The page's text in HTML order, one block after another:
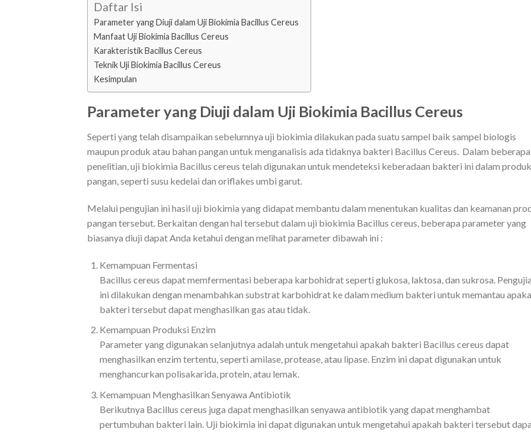
Daftar Isi
Parameter yang Diuji dalam Uji Biokimia Bacillus Cereus
Manfaat Uji Biokimia Bacillus Cereus
Karakteristik Bacillus Cereus
Teknik Uji Biokimia Bacillus Cereus
Kesimpulan
Parameter yang Diuji dalam Uji Biokimia Bacillus Cereus
Seperti yang telah disampaikan sebelumnya uji biokimia dilakukan pada suatu sampel baik sampel biologis
maupun produk atau bahan pangan untuk menganalisis ada tidaknya bakteri Bacillus Cereus. Dalam beberapa
penelitian, uji biokimia Bacillus cereus telah digunakan untuk mendeteksi keberadaan bakteri ini dalam produk
pangan, seperti susu kedelai dan oriflakes umbi garut.
Melalui pengujian ini hasil uji biokimia yang didapat membantu dalam menentukan kualitas dan keamanan
pangan tersebut. Berkaitan dengan hal tersebut dalam uji biokimia Bacillus cereus, beberapa parameter yang
biasanya diuji dapat Anda ketahui dengan melihat parameter dibawah ini :
Kemampuan Fermentasi
Bacillus cereus dapat memfermentasi beberapa karbohidrat seperti glukosa, laktosa, dan sukrosa.
ini dilakukan dengan menambahkan substrat karbohidrat ke dalam medium bakteri untuk memantau
bakteri tersebut dapat menghasilkan gas atau tidak.
Kemampuan Produksi Enzim
Parameter yang digunakan selanjutnya adalah untuk mengetahui apakah bakteri Bacillus cereus dapat
menghasilkan enzim tertentu, seperti amilase, protease, atau lipase. Enzim ini dapat digunakan untuk
menghancurkan polisakarida, protein, atau lemak.
Kemampuan Menghasilkan Senyawa Antibiotik
Berikutnya Bacillus cereus juga dapat menghasilkan senyawa antibiotik yang dapat menghambat
pertumbuhan bakteri lain. Uji biokimia ini dapat digunakan untuk mengetahui apakah bakteri tersebut